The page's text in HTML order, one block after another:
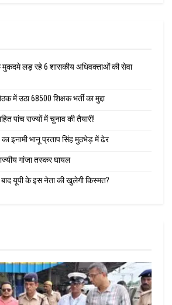
लड़ रहे 6 शासकीय अधिवक्ताओं की सेवा
में उठा 68500 शिक्षक भर्ती का मुद्दा
पांच राज्यों में चुनाव की तैयारी!
इनामी भानू प्रताप सिंह मुठभेड़ में ढेर
गांजा तस्कर घायल
यूपी के इस नेता की खुलेगी किस्मत?